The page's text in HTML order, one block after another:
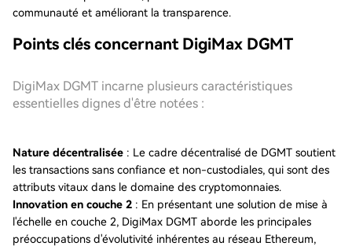
communauté et améliorant la transparence.
Points clés concernant DigiMax DGMT
DigiMax DGMT incarne plusieurs caractéristiques
essentielles dignes d'être notées :
Nature décentralisée : Le cadre décentralisé de DGMT soutient
les transactions sans confiance et non-custodiales, qui sont des
attributs vitaux dans le domaine des cryptomonnaies.
Innovation en couche 2 : En présentant une solution de mise à
l'échelle en couche 2, DigiMax DGMT aborde les principales
préoccupations d'évolutivité inhérentes au réseau Ethereum,